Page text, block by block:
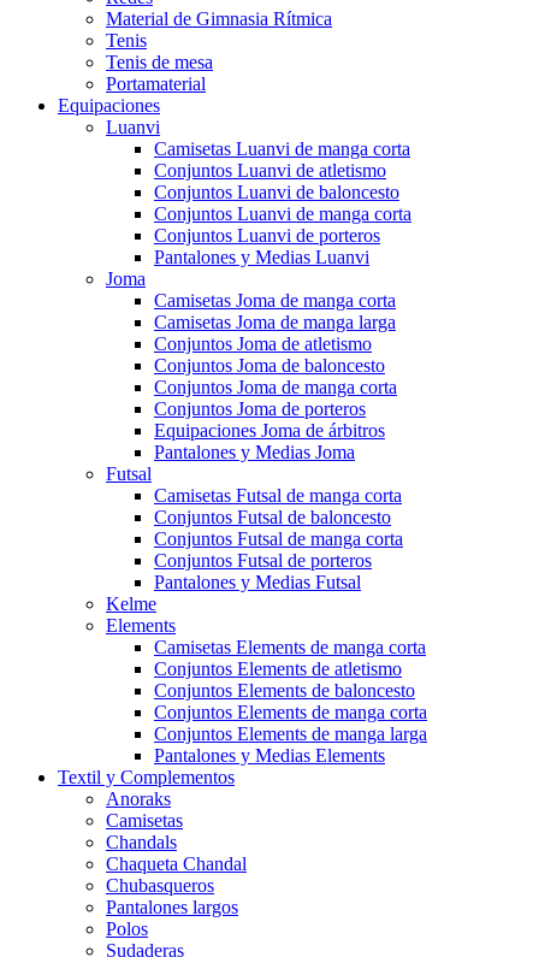
Material de Gimnasia Rítmica
Tenis
Tenis de mesa
Portamaterial
Equipaciones
Luanvi
Camisetas Luanvi de manga corta
Conjuntos Luanvi de atletismo
Conjuntos Luanvi de baloncesto
Conjuntos Luanvi de manga corta
Conjuntos Luanvi de porteros
Pantalones y Medias Luanvi
Joma
Camisetas Joma de manga corta
Camisetas Joma de manga larga
Conjuntos Joma de atletismo
Conjuntos Joma de baloncesto
Conjuntos Joma de manga corta
Conjuntos Joma de porteros
Equipaciones Joma de árbitros
Pantalones y Medias Joma
Futsal
Camisetas Futsal de manga corta
Conjuntos Futsal de baloncesto
Conjuntos Futsal de manga corta
Conjuntos Futsal de porteros
Pantalones y Medias Futsal
Kelme
Elements
Camisetas Elements de manga corta
Conjuntos Elements de atletismo
Conjuntos Elements de baloncesto
Conjuntos Elements de manga corta
Conjuntos Elements de manga larga
Pantalones y Medias Elements
Textil y Complementos
Anoraks
Camisetas
Chandals
Chaqueta Chandal
Chubasqueros
Pantalones largos
Polos
Sudaderas